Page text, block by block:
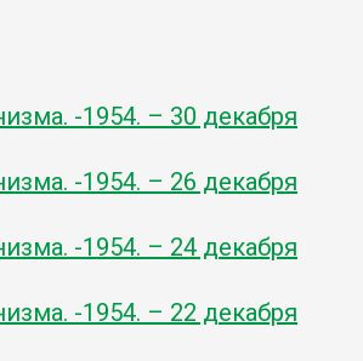
-1954. – 30 декабря
-1954. – 26 декабря
-1954. – 24 декабря
-1954. – 22 декабря